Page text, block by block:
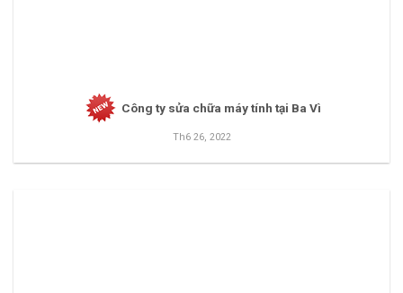
Công ty sửa chữa máy tính tại Ba Vì
Th6 26, 2022